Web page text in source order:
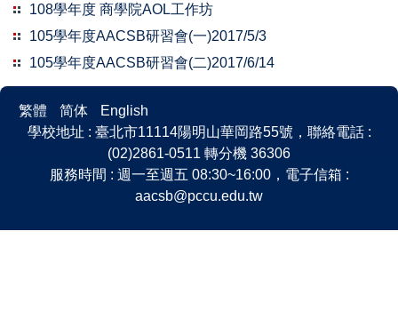
108學年度 商學院AOL工作坊
105學年度AACSB研習會(一)2017/5/3
105學年度AACSB研習會(二)2017/6/14
繁體 简体
English
學校地址 : 臺北市11114陽明山華岡路55號，聯絡電話 :
(02)2861-0511 轉分機 36306
服務時間 : 週一至週五 08:30~16:00，電子信箱 :
aacsb@pccu.edu.tw